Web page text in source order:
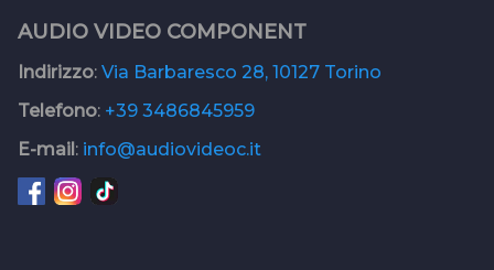
AUDIO VIDEO COMPONENT
Indirizzo: Via Barbaresco 28, 10127 Torino
Telefono: +39 3486845959
E-mail: info@audiovideoc.it